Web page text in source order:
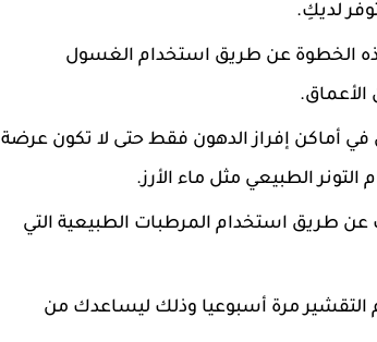
لديكِ.
هذه الخطوة عن طريق استخدام الغسول
أماكن إفراز الدهون فقط حتى لا تكون عرضة
الطبيعي مثل ماء الأرز.
عن طريق استخدام المرطبات الطبيعية التي
التقشير مرة أسبوعيا وذلك ليساعدك من